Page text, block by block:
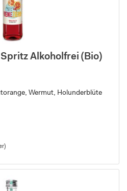
Alkoholfrei (Bio)
Wermut, Holunderblüte